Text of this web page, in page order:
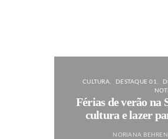
CULTURA DESTAQUE 01
Férias de verão na
cultura e lazer
NORIANA